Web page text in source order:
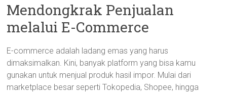
Mendongkrak Penjualan
melalui E-Commerce
E-commerce adalah ladang emas yang harus
dimaksimalkan. Kini, banyak platform yang bisa kamu
gunakan untuk menjual produk hasil impor. Mulai dari
marketplace besar seperti Tokopedia, Shopee, hingga